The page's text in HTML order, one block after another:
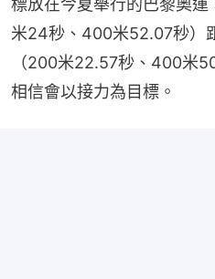
標放在今夏舉行的巴黎奧
米24秒、400米52.07秒）
（200米22.57秒、400米
相信會以接力為目標。